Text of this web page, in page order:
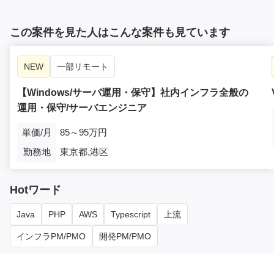
この案件を見た人はこんな案件も見ています
NEW 一部リモート
【Windows/サーバ運用・保守】社内インフラ全般の
運用・保守/サーバエンジニア
単価/月
85～95万円
勤務地
東京都,港区
Hotワード
Java PHP AWS Typescript 上流
インフラPM/PMO 開発PM/PMO